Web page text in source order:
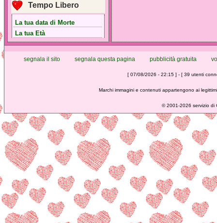
Tempo Libero
La tua data di Morte
La tua Età
segnala il sito segnala questa pagina pubblicità gratuita
[ 07/08/2026 - 22:15 ] - [ 39 utenti
Marchi immagini e contenuti appartengono ai
©2001-2026 servizio di